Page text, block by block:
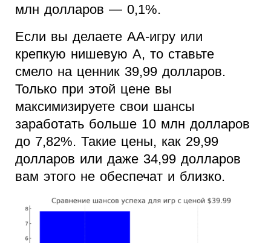
млн долларов — 0,1%.
Если вы делаете АА-игру или
крепкую нишевую А, то ставьте
смело на ценник 39,99 долларов.
Только при этой цене вы
максимизируете свои шансы
заработать больше 10 млн долларов
до 7,82%. Такие цены, как 29,99
долларов или даже 34,99 долларов
вам этого не обеспечат и близко.